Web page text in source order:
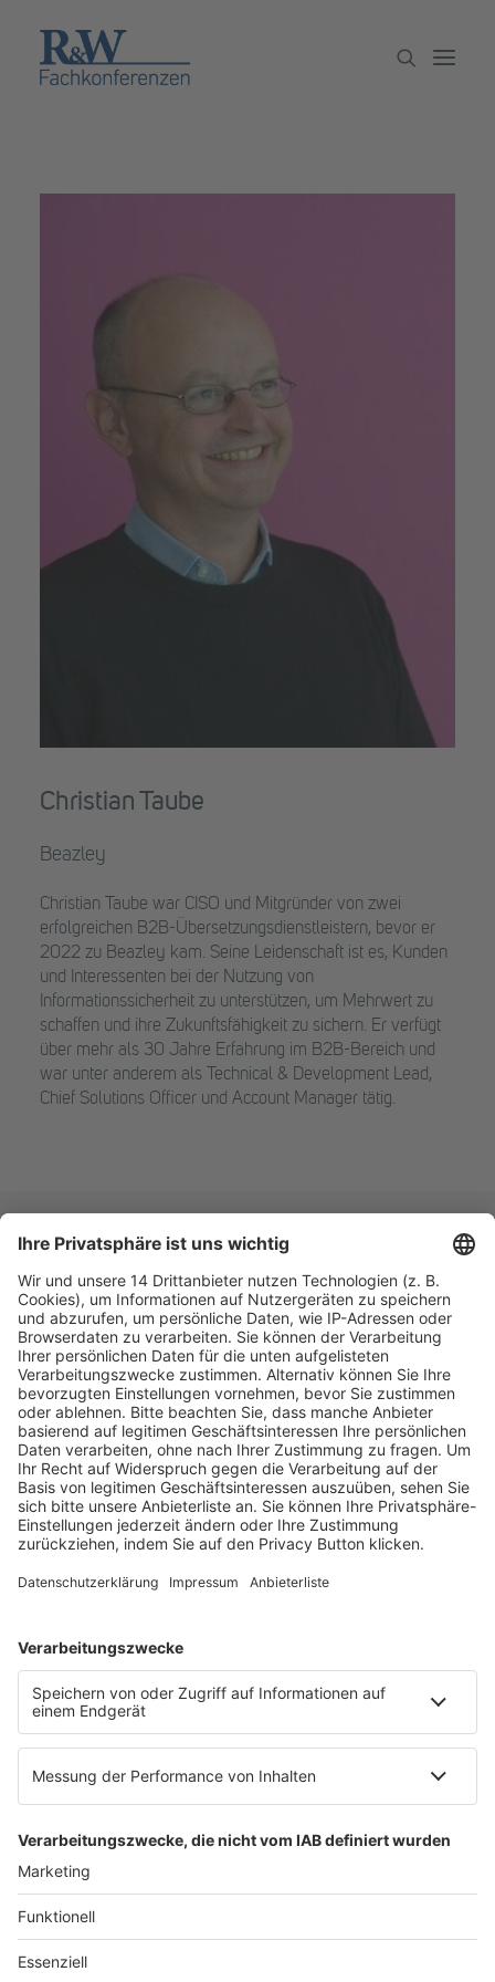
Christian Taube
Beazley
Christian Taube war CISO und Mitgründer von zwei
erfolgreichen B2B-Übersetzungsdienstleistern, bevor er
2022 zu Beazley kam. Seine Leidenschaft ist es, Kunden
und Interessenten bei der Nutzung von
Informationssicherheit zu unterstützen, um Mehrwert zu
schaffen und ihre Zukunftsfähigkeit zu sichern. Er verfügt
über mehr als 30 Jahre Erfahrung im B2B-Bereich und
war unter anderem als Technical & Development Lead,
Chief Solutions Officer und Account Manager tätig.
Fachmedien Recht und Wirtschaft
Ein Fachbereich der
dfv Mediengruppe
Mainzer Landstr. 251
60326 Frankfurt am Main
E-Mail:info@ruw.de
Web:https://www.ruw.de
AGB
Datenschutzerklärung
Genderhinweis
Cookie-Einstellungen